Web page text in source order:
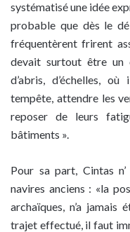
systématisé une idée
probable que dès le
fréquentèrent frirent
devait surtout être un
d’abris, d’échelles,
tempête, attendre les
reposer de leurs
bâtiments ».
Pour sa part, Cintas
navires anciens : «la
archaïques, n’a
trajet effectué, il faut